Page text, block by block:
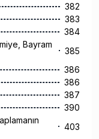
382
383
384
Bayram
385
386
386
387
390
403